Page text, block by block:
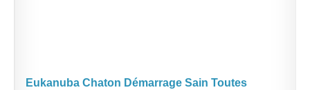
Eukanuba Chaton Démarrage Sain Toutes